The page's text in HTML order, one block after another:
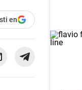
en